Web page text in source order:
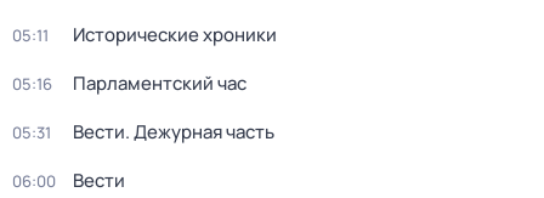
05:11 Исторические хроники
05:16 Парламентский час
05:31 Вести. Дежурная часть
06:00 Вести